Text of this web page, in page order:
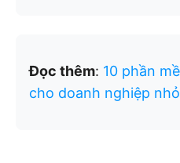
Đọc thêm: 10 phần
cho doanh nghiệp nhỏ